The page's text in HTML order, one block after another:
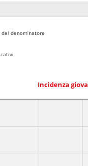
denominatore
Incidenza